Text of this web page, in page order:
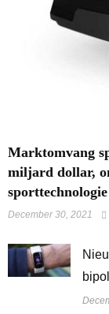
Marktomvang
miljard dollar,
December 30, 2021